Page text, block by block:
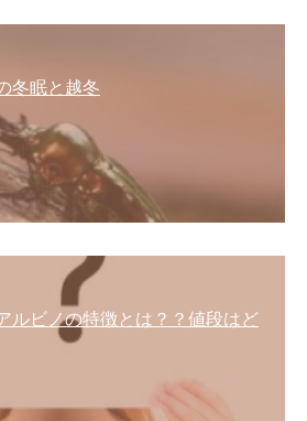
冬眠と越冬
ルビノの特徴とは？？値段はど